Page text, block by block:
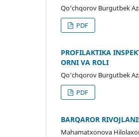
Qo‘chqorov Burgutbek
PDF
PROFILAKTIKA
ORNI VA ROLI
Qo‘chqorov Burgutbek
PDF
BARQAROR
Mahamatxonova